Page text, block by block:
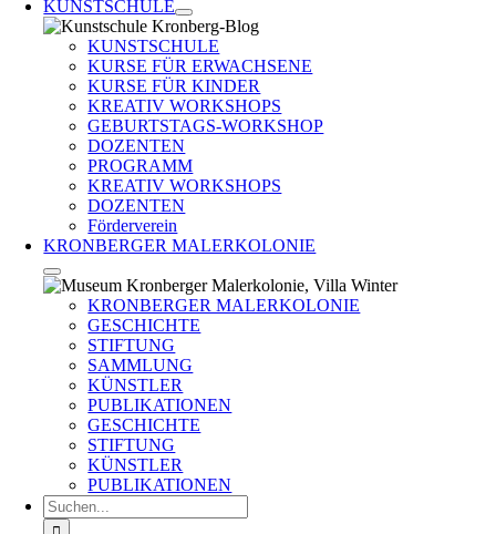
KUNSTSCHULE
KUNSTSCHULE
KURSE FÜR ERWACHSENE
KURSE FÜR KINDER
KREATIV WORKSHOPS
GEBURTSTAGS-WORKSHOP
DOZENTEN
PROGRAMM
KREATIV WORKSHOPS
DOZENTEN
Förderverein
KRONBERGER MALERKOLONIE
KRONBERGER MALERKOLONIE
GESCHICHTE
STIFTUNG
SAMMLUNG
KÜNSTLER
PUBLIKATIONEN
GESCHICHTE
STIFTUNG
KÜNSTLER
PUBLIKATIONEN
Suche
nach: